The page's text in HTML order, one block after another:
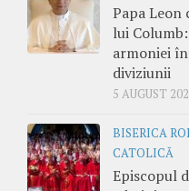
Papa Leon
lui
armoniei
diviziunii
5 AUGUST
BISERICA
CATOLICĂ
Episcopul